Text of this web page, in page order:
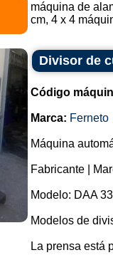
máquina de
cm, 4 x 4
Divisor de
Código
Marca: Ferneto
Máquina
Fabricante |
Modelo: DAA
Modelos de
La prensa está